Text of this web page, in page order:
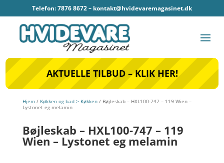
Telefon: 7876 8672 – kontakt@hvidevaremagasinet.dk
AKTUELLE TILBUD – KLIK HER!
Hjem/ Køkken og bad > Køkken/ Bøjleskab – HXL100-747 – 119 Wien –
Lystonet eg melamin
Bøjleskab – HXL100-747 – 119
Wien – Lystonet eg melamin